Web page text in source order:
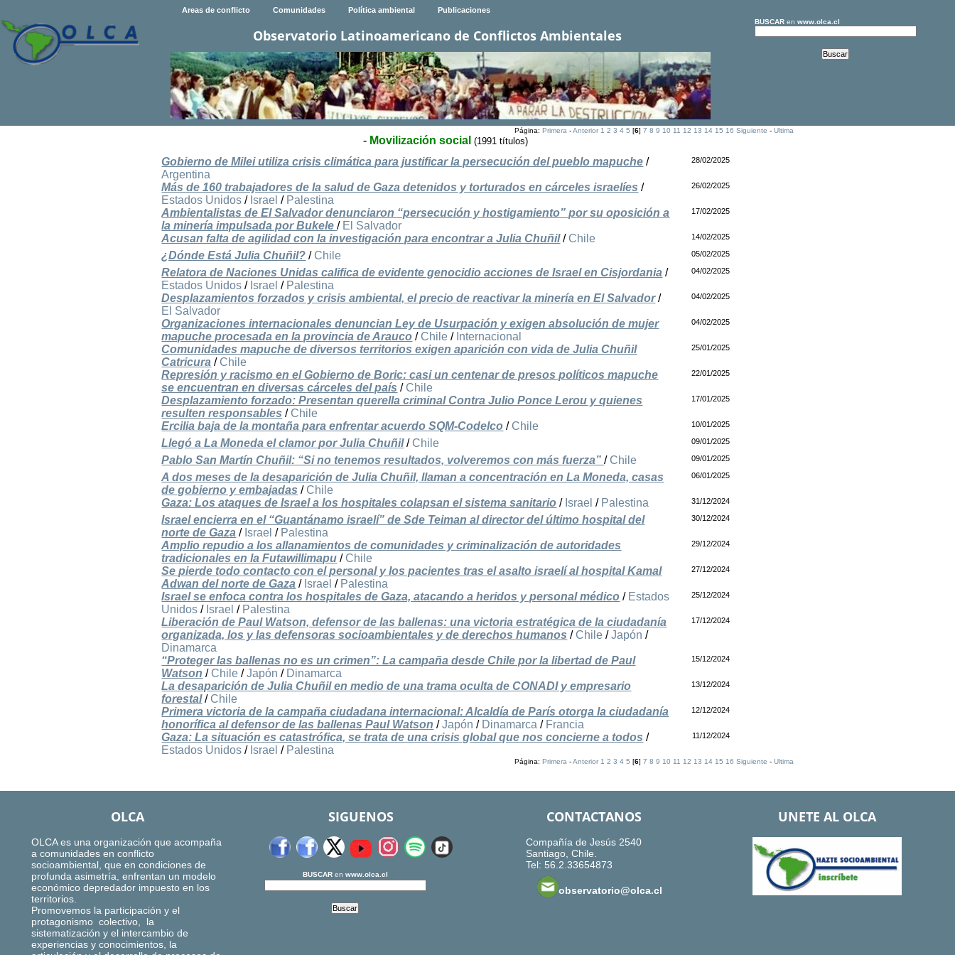
Areas de conflicto Comunidades Política ambiental Publicaciones
Observatorio Latinoamericano de Conflictos Ambientales
BUSCARen www.olca.cl
Página: Primera-Anterior 1 2 3 4 5 [6] 7 8 9 10 11 12 13 14 15 16 Siguiente - Ultima
- Movilización social (1991 títulos)
Gobierno de Milei utiliza crisis climática para justificar la persecución del pueblo mapuche /
Argentina
28/02/2025
Más de 160 trabajadores de la salud de Gaza detenidos y torturados en cárceles israelíes /
Estados Unidos / Israel / Palestina
26/02/2025
Ambientalistas de El Salvador denunciaron “persecución y hostigamiento” por su oposición a
la minería impulsada por Bukele/ El Salvador
17/02/2025
Acusan falta de agilidad con la investigación para encontrar a Julia Chuñil/ Chile 14/02/2025
¿Dónde Está Julia Chuñil? / Chile 05/02/2025
Relatora de Naciones Unidas califica de evidente genocidio acciones de Israel en Cisjordania /
Estados Unidos / Israel / Palestina
04/02/2025
Desplazamientos forzados y crisis ambiental, el precio de reactivar la minería en El Salvador/
El Salvador
04/02/2025
Organizaciones internacionales denuncian Ley de Usurpación y exigen absolución de mujer
mapuche procesada en la provincia de Arauco / Chile / Internacional
04/02/2025
Comunidades mapuche de diversos territorios exigen aparición con vida de Julia Chuñil
Catricura / Chile
25/01/2025
Represión y racismo en el Gobierno de Boric: casi un centenar de presos políticos mapuche
se encuentran en diversas cárceles del país / Chile
22/01/2025
Desplazamiento forzado: Presentan querella criminal Contra Julio Ponce Lerou y quienes
resulten responsables / Chile
17/01/2025
Ercilia baja de la montaña para enfrentar acuerdo SQM-Codelco / Chile 10/01/2025
Llegó a La Moneda el clamor por Julia Chuñil/ Chile 09/01/2025
Pablo San Martín Chuñil: “Si no tenemos resultados, volveremos con más fuerza”/ Chile 09/01/2025
A dos meses de la desaparición de Julia Chuñil, llaman a concentración en La Moneda, casas
de gobierno y embajadas / Chile
06/01/2025
Gaza: Los ataques de Israel a los hospitales colapsan el sistema sanitario / Israel / Palestina 31/12/2024
Israel encierra en el “Guantánamo israelí” de Sde Teiman al director del último hospital del
norte de Gaza / Israel / Palestina
30/12/2024
Amplio repudio a los allanamientos de comunidades y criminalización de autoridades
tradicionales en la Futawillimapu / Chile
29/12/2024
Se pierde todo contacto con el personal y los pacientes tras el asalto israelí al hospital Kamal
Adwan del norte de Gaza / Israel / Palestina
27/12/2024
Israel se enfoca contra los hospitales de Gaza, atacando a heridos y personal médico / Estados
Unidos / Israel / Palestina
25/12/2024
Liberación de Paul Watson, defensor de las ballenas: una victoria estratégica de la ciudadanía
organizada, los y las defensoras socioambientales y de derechos humanos / Chile /Japón /
Dinamarca
17/12/2024
“Proteger las ballenas no es un crimen”: La campaña desde Chile por la libertad de Paul
Watson / Chile /Japón / Dinamarca
15/12/2024
La desaparición de Julia Chuñil en medio de una trama oculta de CONADI y empresario
forestal/ Chile
13/12/2024
Primera victoria de la campaña ciudadana internacional: Alcaldía de París otorga la ciudadanía
honorífica al defensor de las ballenas Paul Watson /Japón / Dinamarca / Francia
12/12/2024
Gaza: La situación es catastrófica, se trata de una crisis global que nos concierne a todos /
Estados Unidos / Israel / Palestina
11/12/2024
Página: Primera-Anterior 1 2 3 4 5 [6] 7 8 9 10 11 12 13 14 15 16 Siguiente - Ultima
OLCA
OLCA es una organización que acompaña
a comunidades en conflicto
socioambiental, que en condiciones de
profunda asimetría, enfrentan un modelo
económico depredador impuesto en los
territorios.
Promovemos la participación y el
protagonismo colectivo, la
sistematización y el intercambio de
experiencias y conocimientos, la
SIGUENOS
BUSCARen www.olca.cl
CONTACTANOS
Compañía de Jesús 2540
Santiago, Chile.
Tel: 56.2.33654873
observatorio@olca.cl
UNETE AL OLCA